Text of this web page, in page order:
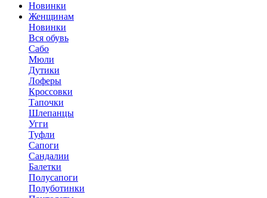
Новинки
Женщинам
Новинки
Вся обувь
Сабо
Мюли
Дутики
Лоферы
Кроссовки
Тапочки
Шлепанцы
Угги
Туфли
Сапоги
Сандалии
Балетки
Полусапоги
Полуботинки